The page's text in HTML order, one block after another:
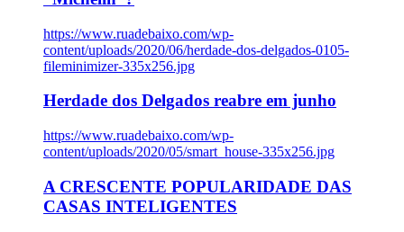
https://www.ruadebaixo.com/wp-
content/uploads/2020/06/herdade-dos-delgados-0105-
fileminimizer-335x256.jpg
Herdade dos Delgados reabre em junho
https://www.ruadebaixo.com/wp-
content/uploads/2020/05/smart_house-335x256.jpg
A CRESCENTE POPULARIDADE DAS
CASAS INTELIGENTES